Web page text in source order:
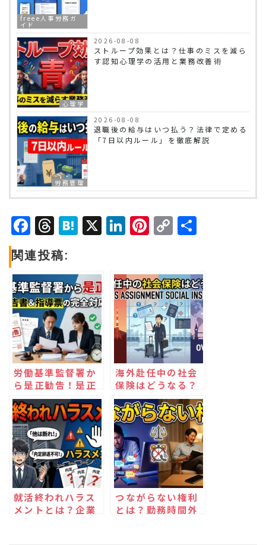
freee人事労務ガ
イド
心理学
2026-08-08
ストループ効果とは？仕事のミスを減ら
す認知心理学の活用と業務改善術
労務管理
2026-08-08
退職後の給与はいつ払う？法律で定める
「7日以内ルール」を徹底解説
Facebook
Threads
Hatena
X LinkedIn
Pinterest
Copy
関連投稿:
労働基準監督署か
ら是正勧告！是正
報告書＆指導票の
完全対応ガイド
海外赴任中の社会
保険はどうなる？
健康保険・厚生年
金・雇用保険の取
扱いを徹底解説
就活終われハラス
メントとは？企業
つながらない権利
とは？勤務時間外